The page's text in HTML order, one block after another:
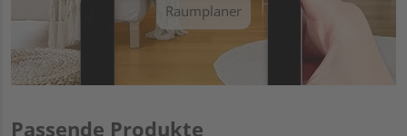
Raumplaner
Passende Produkte